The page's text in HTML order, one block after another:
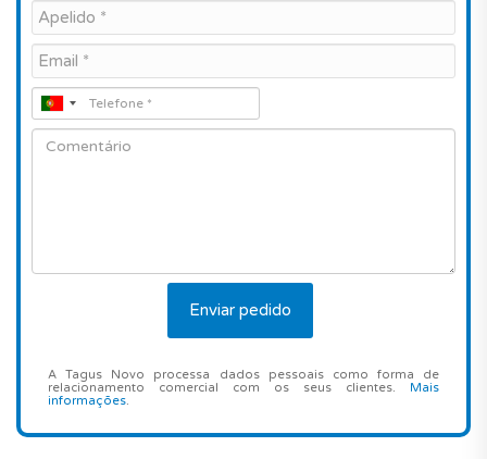
A Tagus Novo processa dados pessoais como forma de
relacionamento comercial com os seus clientes. Mais
informações